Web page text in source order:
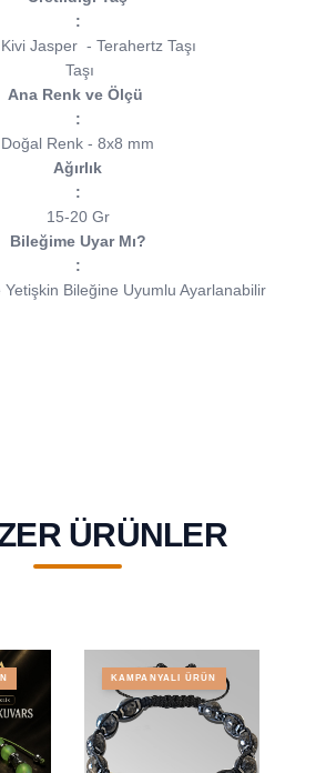
:
Jasper - Terahertz Taşı
Taşı
Ana Renk ve Ölçü
:
Doğal Renk - 8x8 mm
Ağırlık
:
15-20 Gr
Bileğime Uyar Mı?
:
Bileğine Uyumlu Ayarlanabilir
ÜRÜNLER
KAMPANYALI ÜRÜN